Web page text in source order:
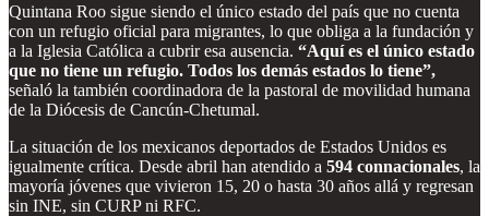
Quintana Roo sigue siendo el único estado del país que no cuenta
con un refugio oficial para migrantes, lo que obliga a la fundación y
a la Iglesia Católica a cubrir esa ausencia. “Aquí es el único estado
que no tiene un refugio. Todos los demás estados lo tiene”,
señaló la también coordinadora de la pastoral de movilidad humana
de la Diócesis de Cancún-Chetumal.
La situación de los mexicanos deportados de Estados Unidos es
igualmente crítica. Desde abril han atendido a 594 connacionales, la
mayoría jóvenes que vivieron 15, 20 o hasta 30 años allá y regresan
sin INE, sin CURP ni RFC.